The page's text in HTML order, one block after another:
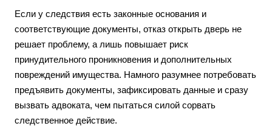
Если у следствия есть законные основания и
соответствующие документы, отказ открыть дверь не
решает проблему, а лишь повышает риск
принудительного проникновения и дополнительных
повреждений имущества. Намного разумнее потребовать
предъявить документы, зафиксировать данные и сразу
вызвать адвоката, чем пытаться силой сорвать
следственное действие.